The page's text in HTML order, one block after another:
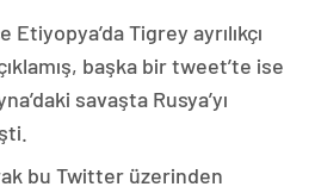
Tigrey ayrılıkçı
başka bir tweet’te ise
savaşta Rusya’yı
bu Twitter üzerinden